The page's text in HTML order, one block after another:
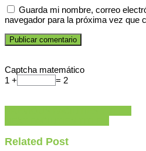
Guarda mi nombre, correo
navegador para la próxima vez que
Captcha matemático
1 +
= 2
de
entradas
Related Post